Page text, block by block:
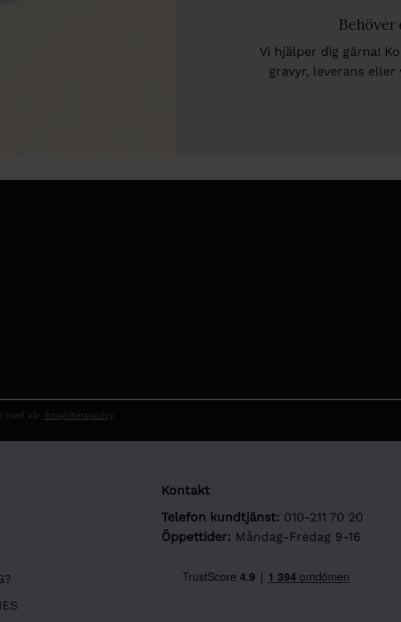
Behöver
Vi hjälper dig gärna!
gravyr, leverans
med vår integritetspolicy.
Kontakt
Telefon kundtjänst: 010-211 70 20
Öppettider: Måndag-Fredag 9-16